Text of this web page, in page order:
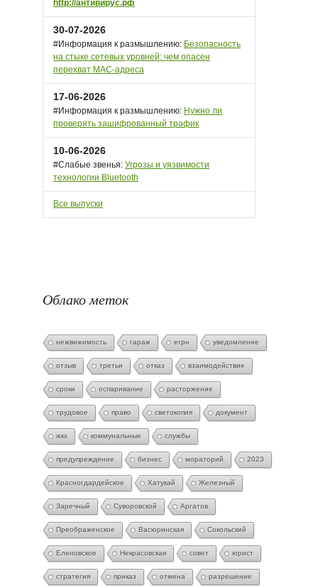
http://антивирус.рф
30-07-2026
#Информация к размышлению: Безопасность
на стыке сетевых уровней: чем опасен
перехват MAC-адреса
17-06-2026
#Информация к размышлению: Нужно ли
проверять зашифрованный трафик
10-06-2026
#Слабые звенья: Угрозы и уязвимости
технологии Bluetooth
Все выпуски
Облако меток
нежвижимость гараж егрн уведомление
отзыв третьи отказ взаимодействие
сроки оспаривание расторжение
трудовое право светокопия документ
жкх коммунальные службы
предупреждение бизнес мораторий 2023
Красногдардейское Хатукай Железный
Заречный Суворовской Аргатов
Преображенское Васюринская Сокольский
Еленовское Некрасовская совет юрист
стратегия приказ отмена разрешение